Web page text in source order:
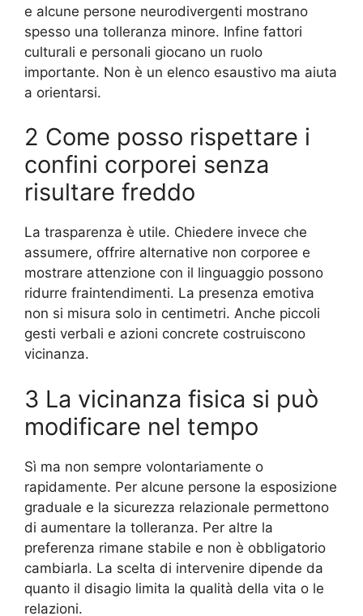
e alcune persone neurodivergenti mostrano
spesso una tolleranza minore. Infine fattori
culturali e personali giocano un ruolo
importante. Non è un elenco esaustivo ma aiuta
a orientarsi.
2 Come posso rispettare i
confini corporei senza
risultare freddo
La trasparenza è utile. Chiedere invece che
assumere, offrire alternative non corporee e
mostrare attenzione con il linguaggio possono
ridurre fraintendimenti. La presenza emotiva
non si misura solo in centimetri. Anche piccoli
gesti verbali e azioni concrete costruiscono
vicinanza.
3 La vicinanza fisica si può
modificare nel tempo
Sì ma non sempre volontariamente o
rapidamente. Per alcune persone la esposizione
graduale e la sicurezza relazionale permettono
di aumentare la tolleranza. Per altre la
preferenza rimane stabile e non è obbligatorio
cambiarla. La scelta di intervenire dipende da
quanto il disagio limita la qualità della vita o le
relazioni.